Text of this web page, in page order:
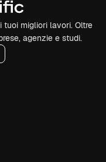
tuoi migliori lavori. Oltre
agenzie e studi.